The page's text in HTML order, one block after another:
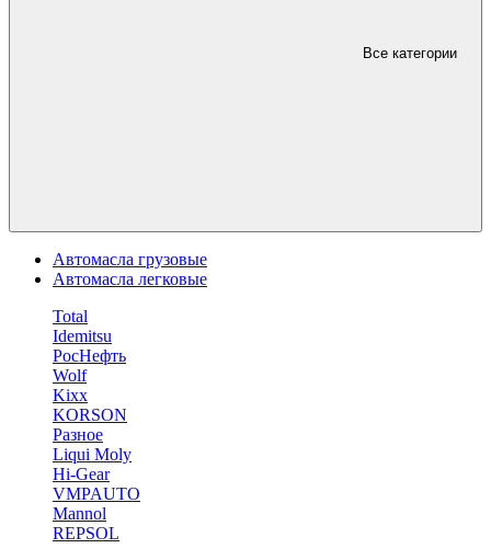
Все категории
Автомасла грузовые
Автомасла легковые
Total
Idemitsu
РосНефть
Wolf
Kixx
KORSON
Разное
Liqui Moly
Hi-Gear
VMPAUTO
Mannol
REPSOL